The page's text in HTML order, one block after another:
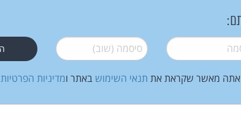
* סיסמה (שוב)*
אתה מאשר שקראת את תנאי השימוש באתר ומדיניות הפרטיות